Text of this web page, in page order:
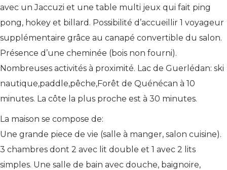
avec un Jaccuzi et une table multi jeux qui fait ping
pong, hokey et billard. Possibilité d’accueillir 1 voyageur
supplémentaire grâce au canapé convertible du salon.
Présence d’une cheminée (bois non fourni).
Nombreuses activités à proximité. Lac de Guerlédan: ski
nautique,paddle,pêche,Forêt de Quénécan à 10
minutes. La côte la plus proche est à 30 minutes.
La maison se compose de:
Une grande piece de vie (salle à manger, salon cuisine).
3 chambres dont 2 avec lit double et 1 avec 2 lits
simples. Une salle de bain avec douche, baignoire,